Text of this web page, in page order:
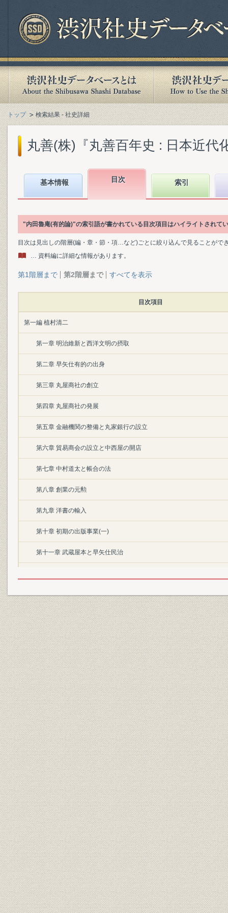
トップ 検索結果 - 社史詳細
丸善(株)『丸善百年史 : 日本近代
基本情報 目次 索引
"内田魯庵(有的論)"の索引語が書かれている目次項目はハイライトされて
目次は見出しの階層(編・章・節・項…など)ごとに絞り込んで見ることがで
… 資料編に詳細な情報があります。
第1階層まで 第2階層まで すべてを表示
目次項目
第一編 植村清二
第一章 明治維新と西洋文明の摂取
第二章 早矢仕有的の出身
第三章 丸屋商社の創立
第四章 丸屋商社の発展
第五章 金融機関の整備と丸家銀行の設立
第六章 貿易商会の設立と中西屋の開店
第七章 中村道太と帳合の法
第八章 創業の元勲
第九章 洋書の輸入
第十章 初期の出版事業(一)
第十一章 武蔵屋本と早矢仕民治
第十三章 丸善本店の店舗と店員
第十四章 唐物店と工作部
第十五章 丸家銀行の破綻
第十六章 丸善の整理と再建
第十七章 早矢仕有的の逝去
第二編 木村毅
第一章 日清談判破裂して(上)
第二章 日清談判破裂して(下)
第三章 学灯(鐙)の誕生
第四章 政治年鑑
第五章 著作権法公布
第六章 十九世紀終る
第七章 内田魯庵入社
第八章 十九世紀名著選
第九章 ブリタニカ月賦販売戦
第十章 日露戦争